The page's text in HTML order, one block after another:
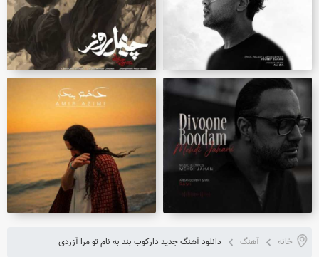
خانه آهنگ دانلود آهنگ جدید دارکوب بند به نام تو مرا آزردی